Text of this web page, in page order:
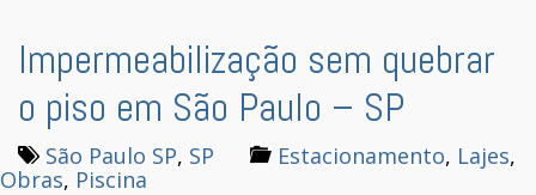
Impermeabilização sem quebrar
o piso em São Paulo – SP
São Paulo SP, SP Estacionamento, Lajes,
Obras, Piscina